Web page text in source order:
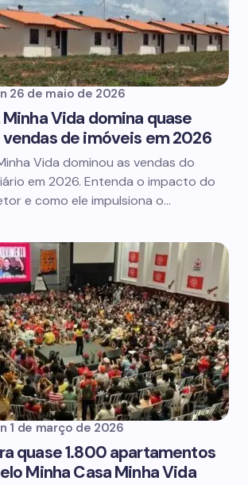
26 de maio de 2026
Minha Vida domina quase
de imóveis em 2026
Vida dominou as vendas do
em 2026. Entenda o impacto do
e como ele impulsiona o…
1 de março de 2026
quase 1.800 apartamentos
Minha Casa Minha Vida